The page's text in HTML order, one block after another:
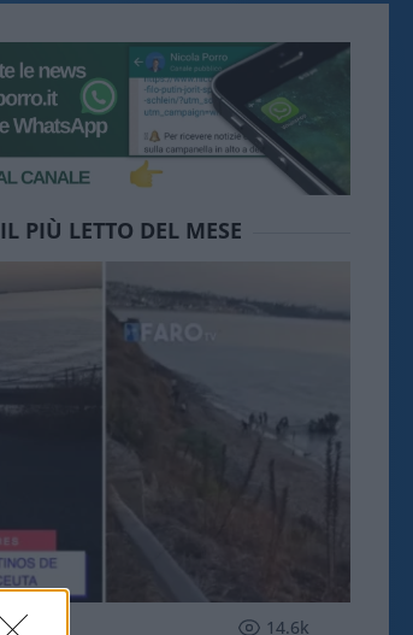
IL PIÙ LETTO DEL MESE
14.6k